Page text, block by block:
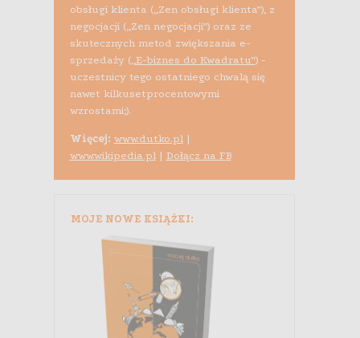
obsługi klienta („Zen obsługi klienta”), z
negocjacji („Zen negocjacji”) oraz ze
skutecznych metod zwiększania e-
sprzedaży („E-biznes do Kwadratu”) -
uczestnicy tego ostatniego chwalą się
nawet kilkusetprocentowymi
wzrostami;).
Więcej: www.dutko.pl|
www.wikipedia.pl| Dołącz na FB
MOJE NOWE KSIĄŻKI: